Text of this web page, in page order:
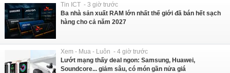
Tin ICT - 3 giờ trước
Ba nhà sản xuất RAM lớn nhất thế giới đã bán hết sạch
hàng cho cả năm 2027
Xem - Mua - Luôn - 4 giờ trước
Lướt mạng thấy deal ngon: Samsung, Huawei,
Soundcore... giảm sâu, có món gần nửa giá